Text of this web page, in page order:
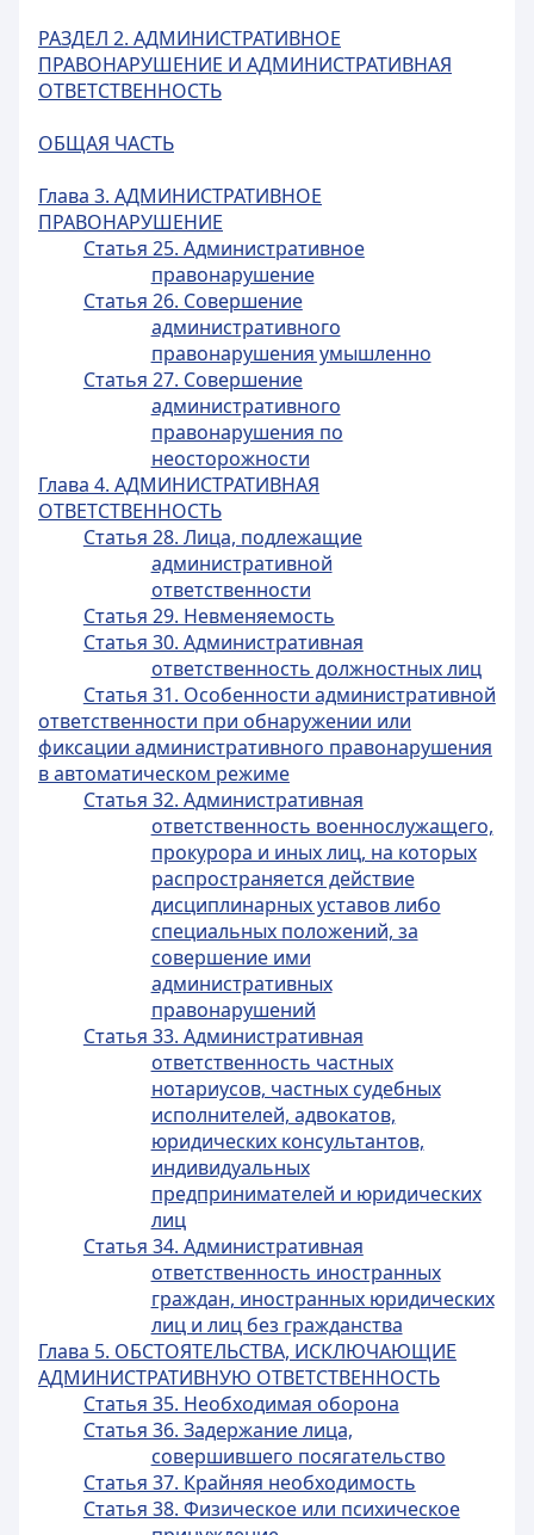
РАЗДЕЛ 2. АДМИНИСТРАТИВНОЕ
ПРАВОНАРУШЕНИЕ И АДМИНИСТРАТИВНАЯ
ОТВЕТСТВЕННОСТЬ
ОБЩАЯ ЧАСТЬ
Глава 3. АДМИНИСТРАТИВНОЕ
ПРАВОНАРУШЕНИЕ
Статья 25. Административное
правонарушение
Статья 26. Совершение
административного
правонарушения умышленно
Статья 27. Совершение
административного
правонарушения по
неосторожности
Глава 4. АДМИНИСТРАТИВНАЯ
ОТВЕТСТВЕННОСТЬ
Статья 28. Лица, подлежащие
административной
ответственности
Статья 29. Невменяемость
Статья 30. Административная
ответственность должностных лиц
Статья 31. Особенности административной
ответственности при обнаружении или
фиксации административного правонарушения
в автоматическом режиме
Статья 32. Административная
ответственность военнослужащего,
прокурора и иных лиц, на которых
распространяется действие
дисциплинарных уставов либо
специальных положений, за
совершение ими
административных
правонарушений
Статья 33. Административная
ответственность частных
нотариусов, частных судебных
исполнителей, адвокатов,
юридических консультантов,
индивидуальных
предпринимателей и юридических
лиц
Статья 34. Административная
ответственность иностранных
граждан, иностранных юридических
лиц и лиц без гражданства
Глава 5. ОБСТОЯТЕЛЬСТВА, ИСКЛЮЧАЮЩИЕ
АДМИНИСТРАТИВНУЮ ОТВЕТСТВЕННОСТЬ
Статья 35. Необходимая оборона
Статья 36. Задержание лица,
совершившего посягательство
Статья 37. Крайняя необходимость
Статья 38. Физическое или психическое